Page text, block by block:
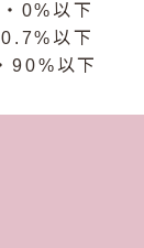
0%以下
以下
90%以下